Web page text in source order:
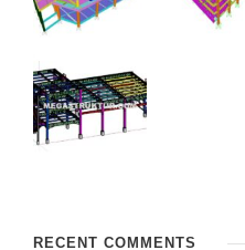
RECENT COMMENTS